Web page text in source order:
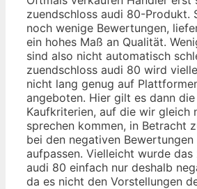
zuendschloss audi 80-Produkt.
noch wenige Bewertungen,
ein hohes Maß an Qualität.
sind also nicht automatisch
zuendschloss audi 80 wird
nicht lang genug auf
angeboten. Hier gilt es dann
Kaufkriterien, auf die wir gleich
sprechen kommen, in Betracht
bei den negativen Bewertungen
aufpassen. Vielleicht wurde das
audi 80 einfach nur deshalb
da es nicht den Vorstellungen